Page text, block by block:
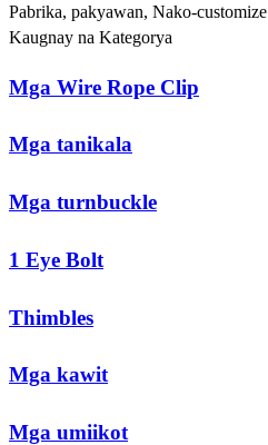
Pabrika, pakyawan, Nako-customize
Kaugnay na Kategorya
Mga Wire Rope Clip
Mga tanikala
Mga turnbuckle
1 Eye Bolt
Thimbles
Mga kawit
Mga umiikot